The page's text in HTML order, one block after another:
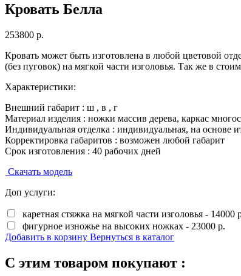
Кровать Белла
253800 р.
Кровать может быть изготовлена в любой цветовой
(без пуговок) на мягкой части изголовья. Так же в
Характеристики:
Внешний габарит : ш , в , г
Материал изделия : ножки массив дерева, каркас
Индивидуальная отделка : индивидуальная, на основе
Корректировка габаритов : возможен любой габарит
Срок изготовления : 40 рабочих дней
Скачать модель
Доп услуги:
каретная стяжка на мягкой части изголовья - 14000
фигурное изножье на высоких ножках - 23000 р.
Добавить в корзину Вернуться в каталог
С этим товаром покупают :